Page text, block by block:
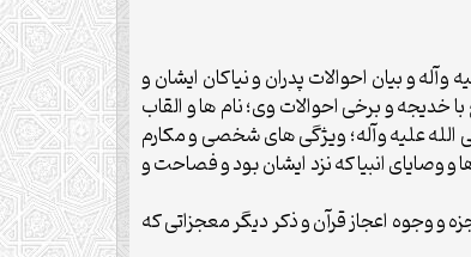
وآله و بيان احوالات پدران و نياكان ايشان و
خديجه و برخى احوالات وى؛ نام ها و القاب
عليه وآله؛ ويژگى هاى شخصى و مكارم
انبيا كه نزد ايشان بود و فصاحت و
باب و 342 روايت كه در آن درباره حقيقت معجزه و وجوه اعجاز قرآن و ذكر ديگر معجزاتى كه